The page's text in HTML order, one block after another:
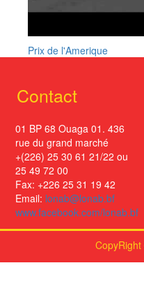
Prix de l'Amerique
Contact
01 BP 68 Ouaga 01. 436
rue du grand marché
+(226) 25 30 61 21/22 ou
25 49 72 00
Fax: +226 25 31 19 42
Email: lonab@lonab.bf
www.facebook.com/lonab.bf